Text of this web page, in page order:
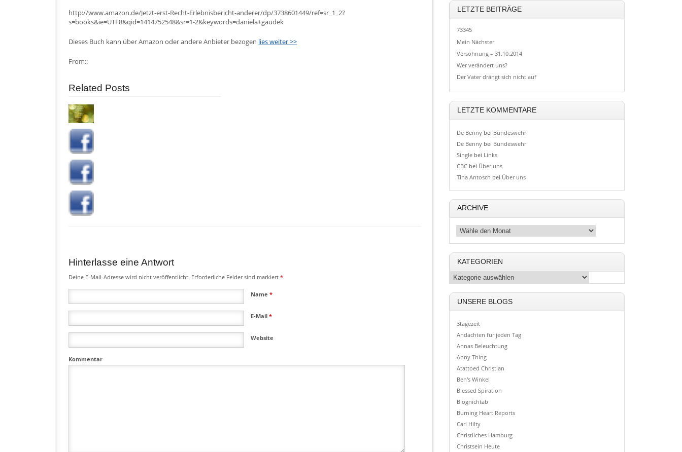
http://www.amazon.de/Jetzt-erst-Recht-Erlebnisbericht-anderer/dp/3738601449/ref=sr_1_2?
s=books&ie=UTF8&qid=1414752548&sr=1-2&keywords=daniela+gaudek
Dieses Buch kann über Amazon oder andere Anbieter bezogen lies weiter >>
From::
Related Posts
Hinterlasse eine Antwort
Deine E-Mail-Adresse wird nicht veröffentlicht. Erforderliche Felder sind markiert*
Name *
E-Mail *
Website
Kommentar
LETZTE BEITRÄGE
73345
Mein Nächster
Versöhnung – 31.10.2014
Wer verändert uns?
Der Vater drängt sich nicht auf
LETZTE KOMMENTARE
De Bennybei Bundeswehr
De Bennybei Bundeswehr
Singlebei Links
CBCbei Über uns
Tina Antosch bei Über uns
ARCHIVE
KATEGORIEN
UNSERE BLOGS
3tagezeit
Andachten für jeden Tag
Annas Beleuchtung
Anny Thing
Atattoed Christian
Ben's Winkel
Blessed Spiration
Blognichtab
Burning Heart Reports
Carl Hilty
Christliches Hamburg
Christsein Heute